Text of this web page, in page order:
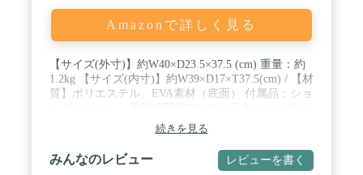
Amazonで詳しく見る
【サイズ(外寸)】約W40×D23.5×37.5 (cm) 重量：約
1.2kg 【サイズ(内寸)】約W39×D17×T37.5(cm) / 【材
質】ポリエステル、EVA素材（底面） 付属品：ショ
で飼い主さんにも、ワンちゃんにも、ストレスなく
使えるカタチを追求した、リュックサック型キャリ
ーバッグ / 底面がとても丈夫で硬く特殊素材の為、
ワンちゃんもリラックスして移動できます。 / 耐荷
続きを見る
みんなのレビュー レビューを書く